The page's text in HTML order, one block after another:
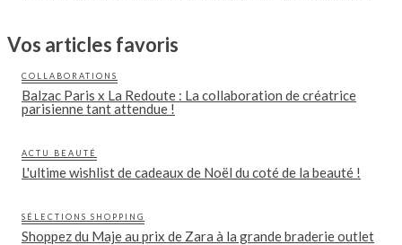
Vos articles favoris
COLLABORATIONS
Balzac Paris x La Redoute : La collaboration de créatrice
parisienne tant attendue !
ACTU BEAUTÉ
L'ultime wishlist de cadeaux de Noël du coté de la beauté !
SÉLECTIONS SHOPPING
Shoppez du Maje au prix de Zara à la grande braderie outlet